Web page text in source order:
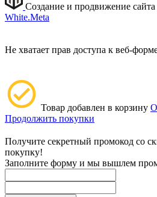
Создание и продвижение
White.Meta
Не хватает прав доступа к веб-
Товар добавлен в корзину
Продолжить покупки
Получите секретный промокод со
покупку!
Заполните форму и мы вышлем